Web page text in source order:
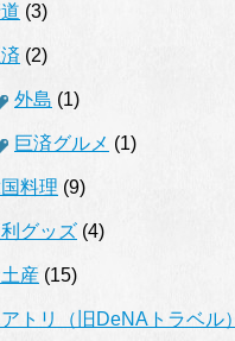
(3)
(2)
外島 (1)
巨済グルメ (1)
料理 (9)
グッズ (4)
産 (15)
トリ（旧DeNAトラベル）